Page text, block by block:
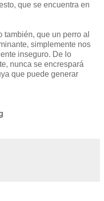
que se encuentra en
que un perro al
simplemente nos
inseguro. De lo
nunca se encrespará
que puede generar